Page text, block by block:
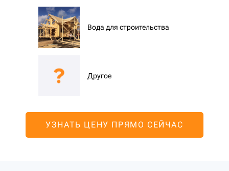
Вода для строительства
Другое
УЗНАТЬ ЦЕНУ ПРЯМО СЕЙЧАС